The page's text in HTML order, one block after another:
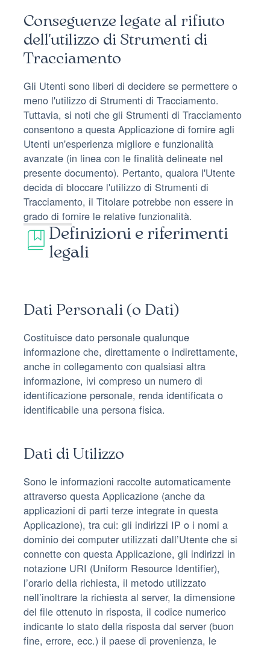
Conseguenze legate al rifiuto
dell'utilizzo di Strumenti di
Tracciamento
Gli Utenti sono liberi di decidere se permettere o
meno l'utilizzo di Strumenti di Tracciamento.
Tuttavia, si noti che gli Strumenti di Tracciamento
consentono a questa Applicazione di fornire agli
Utenti un'esperienza migliore e funzionalità
avanzate (in linea con le finalità delineate nel
presente documento). Pertanto, qualora l'Utente
decida di bloccare l'utilizzo di Strumenti di
Tracciamento, il Titolare potrebbe non essere in
grado di fornire le relative funzionalità.
Definizioni e riferimenti
legali
Dati Personali (o Dati)
Costituisce dato personale qualunque
informazione che, direttamente o indirettamente,
anche in collegamento con qualsiasi altra
informazione, ivi compreso un numero di
identificazione personale, renda identificata o
identificabile una persona fisica.
Dati di Utilizzo
Sono le informazioni raccolte automaticamente
attraverso questa Applicazione (anche da
applicazioni di parti terze integrate in questa
Applicazione), tra cui: gli indirizzi IP o i nomi a
dominio dei computer utilizzati dall’Utente che si
connette con questa Applicazione, gli indirizzi in
notazione URI (Uniform Resource Identifier),
l’orario della richiesta, il metodo utilizzato
nell’inoltrare la richiesta al server, la dimensione
del file ottenuto in risposta, il codice numerico
indicante lo stato della risposta dal server (buon
fine, errore, ecc.) il paese di provenienza, le